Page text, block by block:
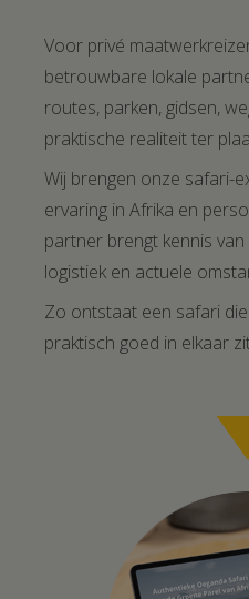
Voor privé
betrouwbare lokale
routes, parken, gidsen,
praktische realiteit ter
Wij brengen onze safari-
ervaring in Afrika en
partner brengt kennis
logistiek en actuele
Zo ontstaat een safari
praktisch goed in elkaar